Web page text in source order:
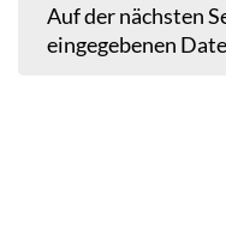
Auf der nächsten
eingegebenen